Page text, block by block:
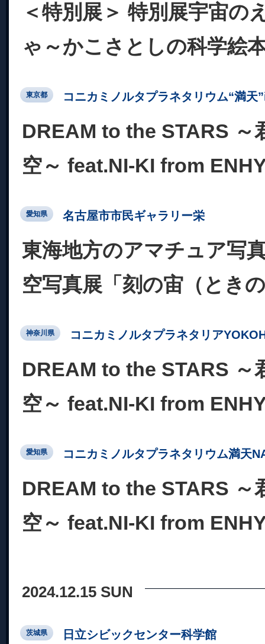
＜特別展＞ 特別展宇宙の
ゃ～かこさとしの科学絵
東京都 コニカミノルタプラネタリウム“満
DREAM to the STARS ～
空～ feat.NI-KI from
愛知県 名古屋市市民ギャラリー栄
東海地方のアマチュア写
空写真展「刻の宙（とき
神奈川県 コニカミノルタプラネタリア
DREAM to the STARS ～
空～ feat.NI-KI from
愛知県 コニカミノルタプラネタリウム満天
DREAM to the STARS ～
空～ feat.NI-KI from
2024.12.15 SUN
茨城県 日立シビックセンター科学館